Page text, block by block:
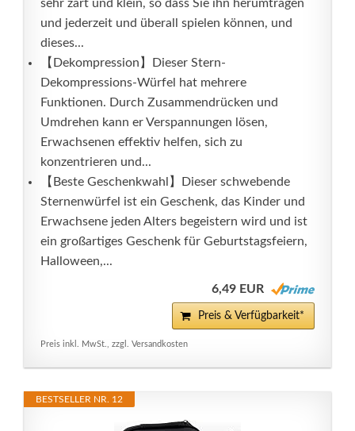
sehr zart und klein, so dass Sie ihn herumtragen
und jederzeit und überall spielen können, und
dieses...
【Dekompression】Dieser Stern-
Dekompressions-Würfel hat mehrere
Funktionen. Durch Zusammendrücken und
Umdrehen kann er Verspannungen lösen,
Erwachsenen effektiv helfen, sich zu
konzentrieren und...
【Beste Geschenkwahl】Dieser schwebende
Sternenwürfel ist ein Geschenk, das Kinder und
Erwachsene jeden Alters begeistern wird und ist
ein großartiges Geschenk für Geburtstagsfeiern,
Halloween,...
6,49 EUR
Preis & Verfügbarkeit*
Preis inkl. MwSt., zzgl. Versandkosten
BESTSELLER NR. 12